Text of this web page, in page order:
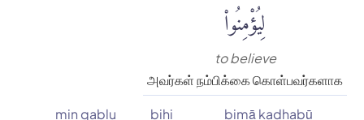
لِيُؤْمِنُوا۟
to believe
அவர்கள் நம்பிக்கை கொள்பவர்களாக
bimā kadhabū
bihi
min qablu